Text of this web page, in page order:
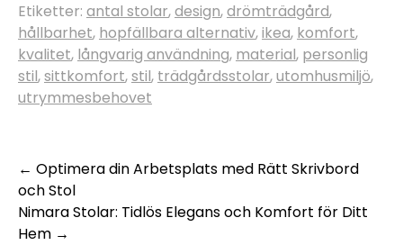
Etiketter: antal stolar,design,drömträdgård,
hållbarhet, hopfällbara alternativ,ikea, komfort,
kvalitet, långvarig användning, material, personlig
stil,sittkomfort,stil, trädgårdsstolar,utomhusmiljö,
utrymmesbehovet
Inläggsnavigering
← Optimera din Arbetsplats med Rätt Skrivbord
och Stol
Nimara Stolar: Tidlös Elegans och Komfort för Ditt
Hem →